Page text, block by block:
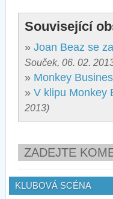
Související
» Joan Beaz se
Souček, 06. 02.
» Monkey
» V klipu Monkey
2013)
ZADEJTE
KLUBOVÁ SCÉNA